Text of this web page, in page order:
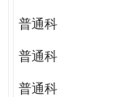
普通科
普通科
普通科